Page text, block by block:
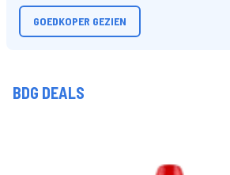
GOEDKOPER GEZIEN
BDG DEALS